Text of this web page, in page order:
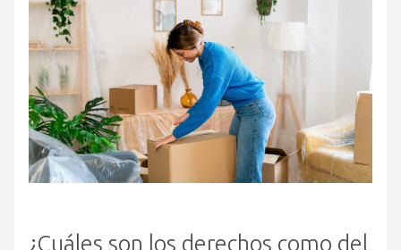
¿Cuáles son los derechos como del